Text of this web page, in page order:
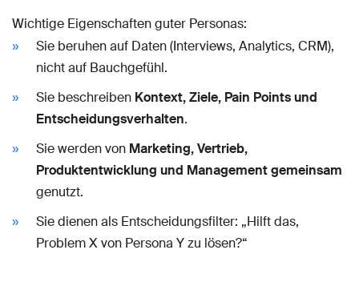
Wichtige Eigenschaften guter Personas:
Sie beruhen auf Daten (Interviews, Analytics, CRM),
nicht auf Bauchgefühl.
Sie beschreiben Kontext, Ziele, Pain Points und
Entscheidungsverhalten.
Sie werden von Marketing, Vertrieb,
Produktentwicklung und Management gemeinsam
genutzt.
Sie dienen als Entscheidungsfilter: „Hilft das,
Problem X von Persona Y zu lösen?“